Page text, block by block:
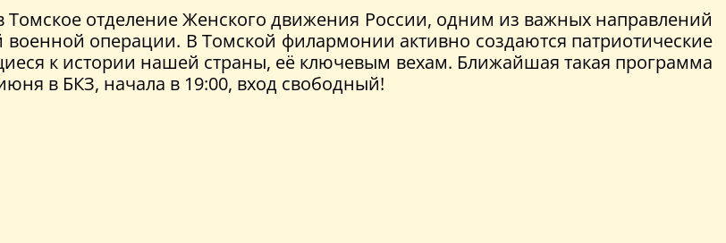
Томское отделение Женского движения России, одним из важных направлений
операции. В Томской филармонии активно создаются патриотические
к истории нашей страны, её ключевым вехам. Ближайшая такая программа
в БКЗ, начала в 19:00, вход свободный!